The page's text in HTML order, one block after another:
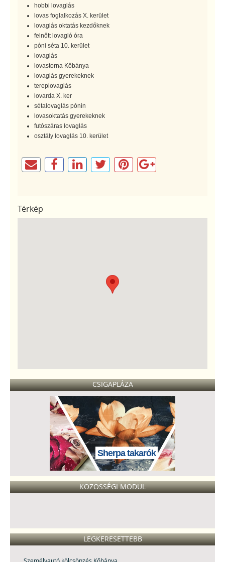
hobbi lovaglás
lovas foglalkozás X. kerület
lovaglás oktatás kezdőknek
felnőtt lovagló óra
póni séta 10. kerület
lovaglás
lovastorna Kőbánya
lovaglás gyerekeknek
tereplovaglás
lovarda X. ker
sétalovaglás pónin
lovasoktatás gyerekeknek
futószáras lovaglás
osztály lovaglás 10. kerület
Térkép
CSIGAPLÁZA
Sherpa takarók
KÖZÖSSÉGI MODUL
LEGKERESETTEBB